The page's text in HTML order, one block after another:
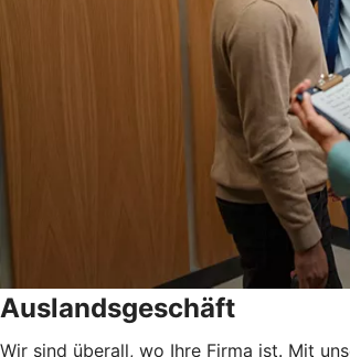
Auslandsgeschäft
Wir sind überall, wo Ihre Firma ist. Mit